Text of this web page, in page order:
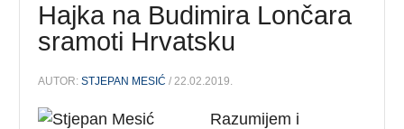
Hajka na Budimira Lončara
sramoti Hrvatsku
AUTOR:STJEPAN MESIĆ / 22.02.2019.
Razumijem i